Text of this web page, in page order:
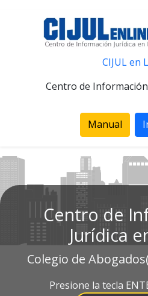
CIJUL en
Centro de
Manual
Centro de
Jurídica
Colegio de
Presione la tecla